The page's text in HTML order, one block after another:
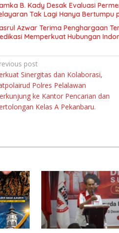
B. Kady Desak Evaluasi
Tak Lagi Hanya Bertumpu
Azwar Terima Penghargaan
Memperkuat Hubungan
post
Sinergitas dan Kolaborasi,
Polres Pelalawan
ke Kantor Pencarian dan
Kelas A Pekanbaru.